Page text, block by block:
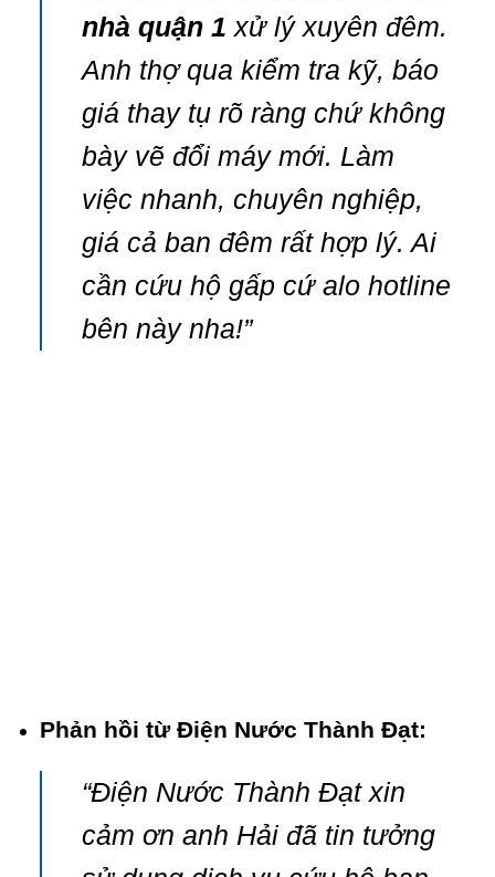
nhà quận 1 xử lý xuyên đêm.
Anh thợ qua kiểm tra kỹ, báo
giá thay tụ rõ ràng chứ không
bày vẽ đổi máy mới. Làm
việc nhanh, chuyên nghiệp,
giá cả ban đêm rất hợp lý. Ai
cần cứu hộ gấp cứ alo hotline
bên này nha!”
Phản hồi từ Điện Nước Thành Đạt:
“Điện Nước Thành Đạt xin
cảm ơn anh Hải đã tin tưởng